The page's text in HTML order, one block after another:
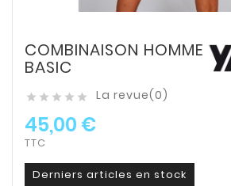
COMBINAISON HOMME
BASIC
     La revue(0)
45,00 €
TTC
Derniers articles en stock